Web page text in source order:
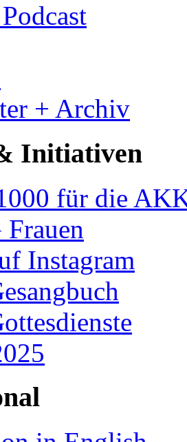
+ Archiv
Initiativen
für die
Instagram